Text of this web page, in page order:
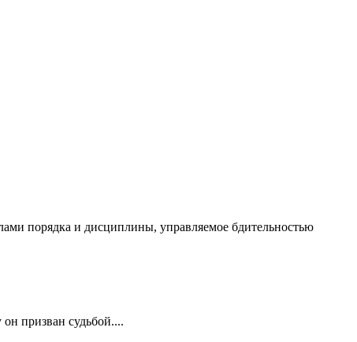
порядка и дисциплины, управляемое бдительностью
призван судьбой....